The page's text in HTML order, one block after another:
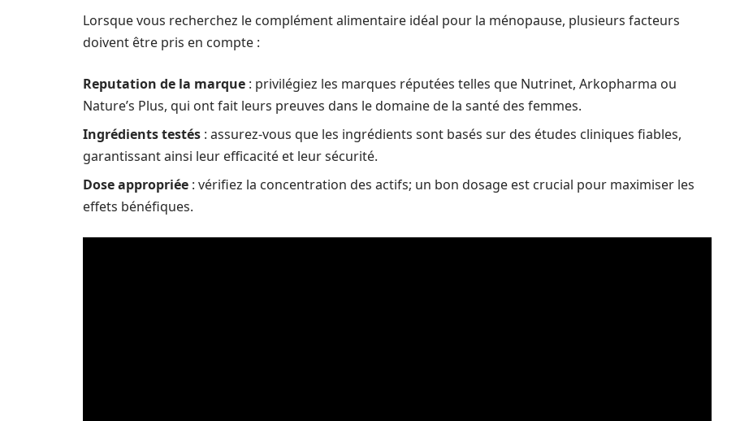
Lorsque vous recherchez le complément alimentaire idéal pour la ménopause, plusieurs facteurs
doivent être pris en compte :
Reputation de la marque : privilégiez les marques réputées telles que Nutrinet, Arkopharma ou
Nature’s Plus, qui ont fait leurs preuves dans le domaine de la santé des femmes.
Ingrédients testés : assurez-vous que les ingrédients sont basés sur des études cliniques fiables,
garantissant ainsi leur efficacité et leur sécurité.
Dose appropriée : vérifiez la concentration des actifs; un bon dosage est crucial pour maximiser les
effets bénéfiques.